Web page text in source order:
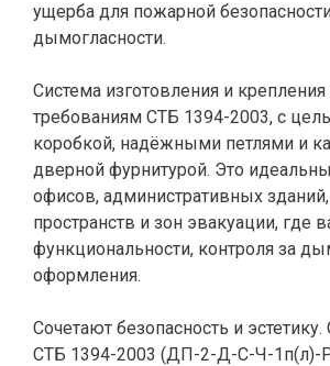
ущерба для пожарной
дымогласности.
Система изготовления и крепления
требованиям СТБ 1394-2003, с
коробкой, надёжными петлями и
дверной фурнитурой. Это
офисов, административных
пространств и зон эвакуации, где
функциональности, контроля за
оформления.
Сочетают безопасность и
СТБ 1394-2003 (ДП-2-Д-С-Ч-1п(л)-